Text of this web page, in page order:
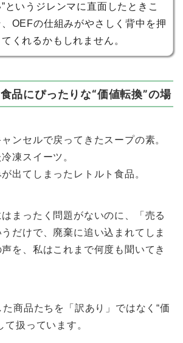
”というジレンマに直面したときこ
、OEFの仕組みがやさしく背中を押
てくれるかもしれません。
品にぴったりな“価値転換”の場
ンセルで戻ってきたスープの素。
凍スイーツ。
出てしまったレトルト食品。
まったく問題がないのに、「売る
だけで、廃棄に追い込まれてしま
を、私はこれまで何度も聞いてき
商品たちを「訳あり」ではなく“価
て扱っています。